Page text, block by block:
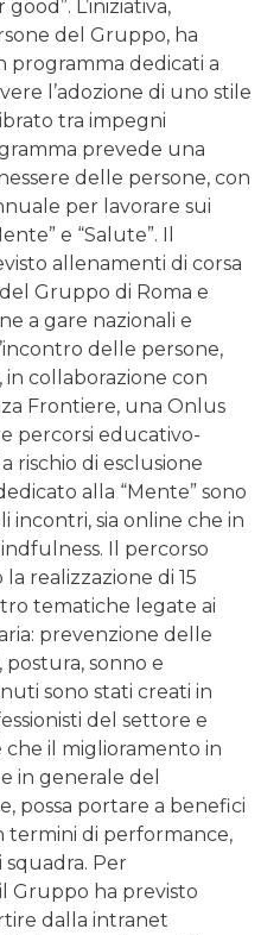
L’iniziativa,
del Gruppo, ha
programma dedicati a
l’adozione di uno stile
tra impegni
prevede una
delle persone, con
per lavorare sui
e “Salute”. Il
allenamenti di corsa
Gruppo di Roma e
a gare nazionali e
delle persone,
in collaborazione con
Frontiere, una Onlus
percorsi educativo-
rischio di esclusione
alla “Mente” sono
incontri, sia online che in
Il percorso
la realizzazione di 15
tematiche legate ai
prevenzione delle
postura, sonno e
sono stati creati in
del settore e
che il miglioramento in
in generale del
possa portare a benefici
termini di performance,
Per
Gruppo ha previsto
dalla intranet